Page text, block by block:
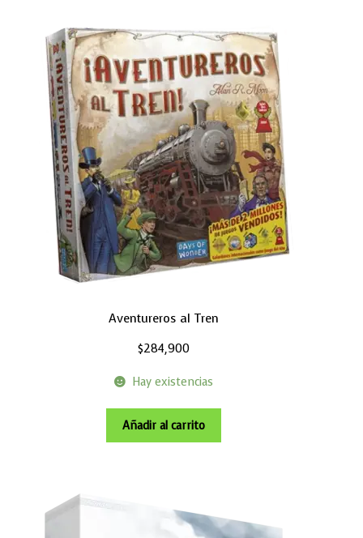
Aventureros al Tren
$284,900
Hay existencias
Añadir al carrito